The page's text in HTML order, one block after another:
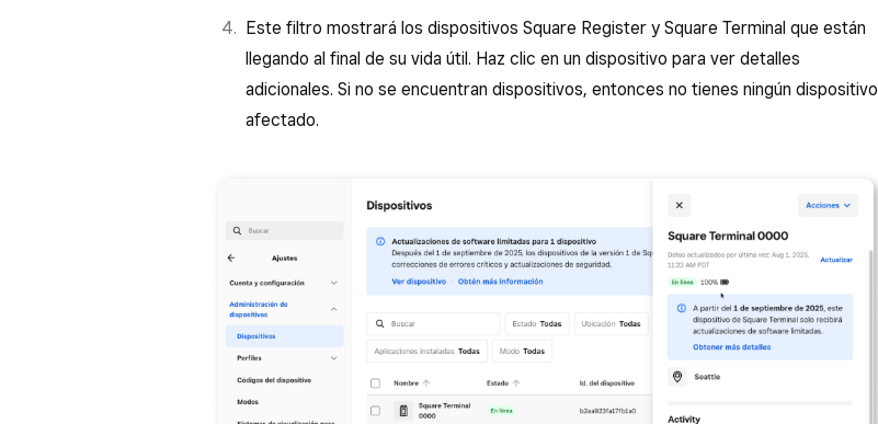
Este filtro mostrará los dispositivos Square Register y Square Terminal que están
llegando al final de su vida útil. Haz clic en un dispositivo para ver detalles
adicionales. Si no se encuentran dispositivos, entonces no tienes ningún dispositivo
afectado.